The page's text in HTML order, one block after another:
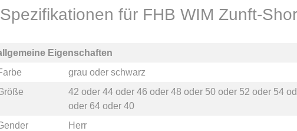
Spezifikationen für FHB WIM Zunft-
Eigenschaften
grau oder schwarz
42 oder 44oder 46 oder 48 oder 50oder 52 oder 54
oder 64oder 40
Herr